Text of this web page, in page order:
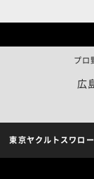
広
プ
東京ヤクルトスワロ